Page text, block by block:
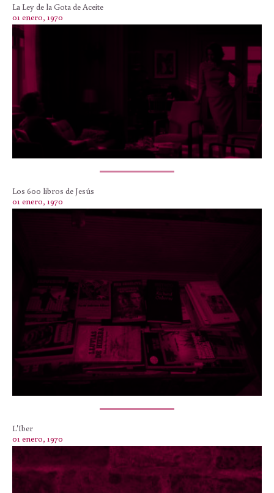
La Ley de la Gota de Aceite
01 enero, 1970
Los 600 libros de Jesús
01 enero, 1970
L'Iber
01 enero, 1970